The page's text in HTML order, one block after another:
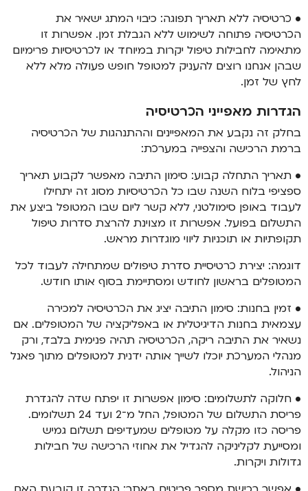
• כרטיסיה ללא תאריך תפוגה: כיבוי המתג ישאיר את
הכרטיסיה פתוחה לשימוש ללא הגבלת זמן. אפשרות זו
מתאימה לחבילות טיפול יקרות במיוחד או לכרטיסיות פרימיום
שבהן אנחנו רוצים להעניק למטופל חופש פעולה מלא ללא
לחץ של זמן.
הגדרות מאפייני הכרטיסיה
בחלק זה נקבע את המאפיינים וההתנהגות של הכרטיסיה
ברמת הרכישה והצפייה במערכת:
• תאריך התחלה קבוע: סימון התיבה מאפשר לקבוע תאריך
ספציפי בלוח השנה שבו כל הכרטיסיות מסוג זה יתחילו
לעבוד באופן סימולטני, ללא קשר ליום שבו המטופל ביצע את
התשלום בפועל. אפשרות זו מצוינת להרצת סדרות טיפול
תקופתיות או תוכניות ליווי מוגדרות מראש.
דוגמה: יצירת כרטיסיית סדרת טיפולים שמתחילה לעבוד לכל
המטופלים בראשון לחודש ומסתיימת בסוף אותו חודש.
• זמין בחנות: סימון התיבה יציג את הכרטיסיה למכירה
עצמאית בחנות הדיגיטלית או באפליקציה של המטופלים. אם
נשאיר את התיבה ריקה, הכרטיסיה תהיה פנימית בלבד, ורק
מנהלי המערכת יוכלו לשייך אותה ידנית למטופלים מתוך פאנל
הניהול.
• חלוקה לתשלומים: סימון אפשרות זו יפתח שדה להגדרת
פריסת התשלום של המטופל, החל מ־2 ועד 24 תשלומים.
פריסה כזו מקלה על מטופלים שמעדיפים תשלום גמיש
ומסייעת לקליניקה להגדיל את אחוזי הרכישה של חבילות
גדולות ויקרות.